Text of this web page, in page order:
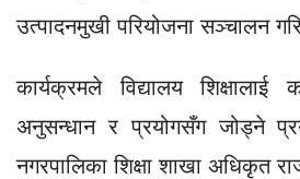
उत्पादनमुखी परियोजना सञ्चालन
कार्यक्रमले विद्यालय शिक्षालाई
अनुसन्धान र प्रयोगसँग जोड्ने
नगरपालिका शिक्षा शाखा अधिकृत